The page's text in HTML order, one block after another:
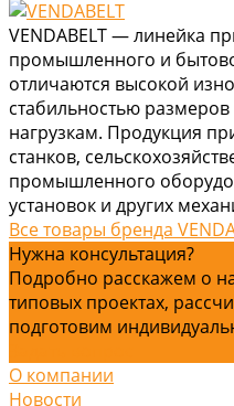
VENDABELT — линейка
промышленного и
отличаются высокой
стабильностью
нагрузкам. Продукция
станков,
промышленного
установок и других
Все товары бренда
Нужна консультация?
Подробно расскажем о
типовых проектах,
подготовим
О компании
Новости